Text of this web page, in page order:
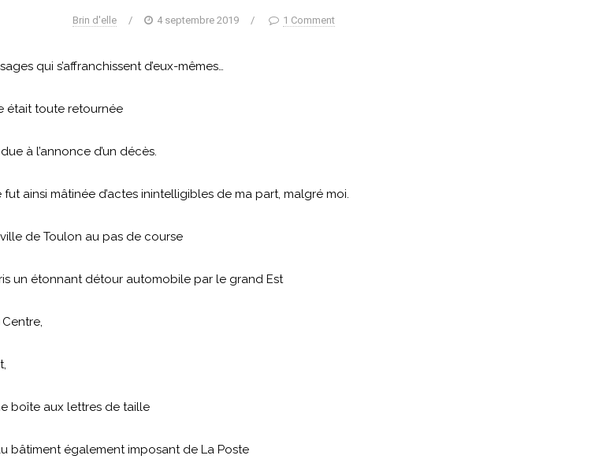
Brin d'elle / 4 septembre 2019 / 1 Comment
qui s’affranchissent d’eux-mêmes…
était toute retournée
à l’annonce d’un décès.
ainsi mâtinée d’actes inintelligibles de ma part, malgré moi.
de Toulon au pas de course
un étonnant détour automobile par le grand Est
boîte aux lettres de taille
bâtiment également imposant de La Poste